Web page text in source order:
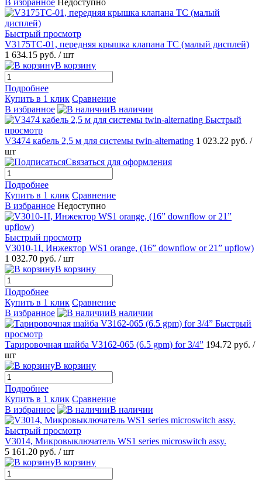
В избранное Недоступно
Быстрый просмотр
V3175TC-01, передняя крышка клапана TC (малый дисплей)
1 634.15 руб. / шт
В корзину
Подробнее
Купить в 1 клик Сравнение
В избранное
В наличии
Быстрый
просмотр
V3474 кабель 2,5 м для системы twin-alternating 1 023.22 руб. /
шт
Связаться для оформления
Подробнее
Купить в 1 клик Сравнение
В избранное Недоступно
Быстрый просмотр
V3010-1I, Инжектор WS1 orange, (16” downflow or 21” upflow)
1 032.70 руб. / шт
В корзину
Подробнее
Купить в 1 клик Сравнение
В избранное
В наличии
Быстрый
просмотр
Тарировочная шайба V3162-065 (6.5 gpm) for 3/4” 194.72 руб. /
шт
В корзину
Подробнее
Купить в 1 клик Сравнение
В избранное
В наличии
Быстрый просмотр
V3014, Микровыключатель WS1 series microswitch assy.
5 161.20 руб. / шт
В корзину